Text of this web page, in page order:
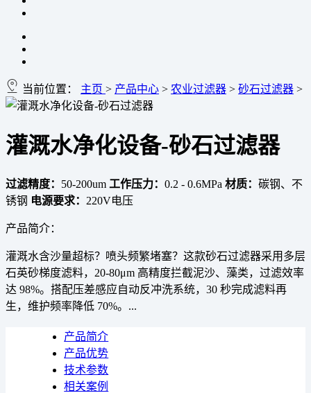
当前位置： 主页 > 产品中心 > 农业过滤器 > 砂石过滤器 >
灌溉水净化设备-砂石过滤器
过滤精度： 50-200um 工作压力： 0.2 - 0.6MPa 材质： 碳钢、不
锈钢 电源要求： 220V电压
产品简介：
灌溉水含沙量超标？喷头频繁堵塞？这款砂石过滤器采用多层
石英砂梯度滤料，20-80μm 高精度拦截泥沙、藻类，过滤效率
达 98%。搭配压差感应自动反冲洗系统，30 秒完成滤料再
生，维护频率降低 70%。...
产品简介
产品优势
技术参数
相关案例